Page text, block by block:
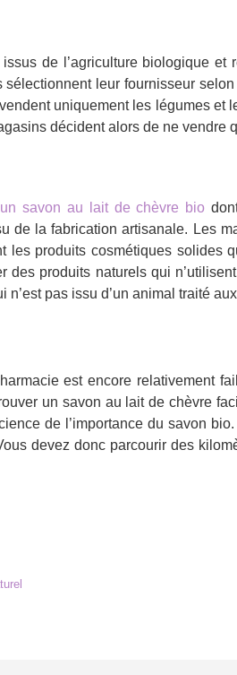
de l’agriculture biologique
leur fournisseur
uniquement les légumes et
décident alors de ne vendre
un savon au lait de chèvre bio
de la fabrication artisanale. Les
les produits cosmétiques
des produits naturels qui
pas issu d’un animal traité
est encore relativement
un savon au lait de chèvre
de l’importance du savon
devez donc parcourir des